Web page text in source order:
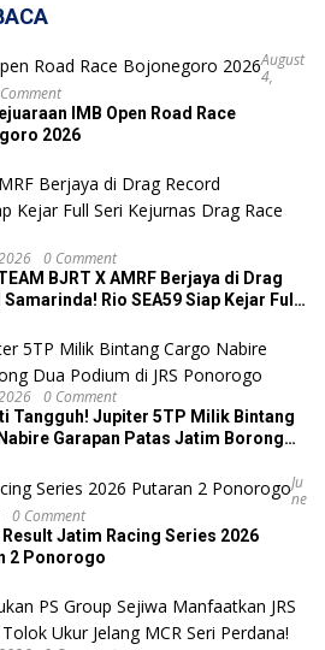
August
4,
IMB Open Road Race
2026
0 Comment
BJRT X AMRF Berjaya di Drag
Samarinda! Rio SEA59 Siap Kejar Full
0 Comment
Tangguh! Jupiter 5TP Milik Bintang
Garapan Patas Jatim Borong
Ju
Ne
0 Comment
Jatim Racing Series 2026
2 Ponorogo